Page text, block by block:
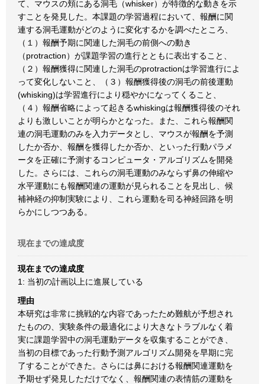
て、マウスの頬にある洞毛（whisker）が特徴的な動きを示
すことを発見した。本課題の学習過程において、報酬に関
連する洞毛運動がどのように変化するかを調べたところ、
（１）報酬予期に関連した洞毛の前側への動き
（protraction）が課題学習の進行とともに表出すること、
（２）報酬獲得に関連した洞毛のprotractionは学習進行によ
って変化しないこと、（３）報酬獲得後の洞毛の前後運動
(whisking)は学習進行により穏やかになってくること、
（４）報酬省略によって起きるwhiskingは報酬獲得後のそれ
よりも激しいことが明らかとなった。また、これら報酬関
連の洞毛運動のみを入力データとし、マウスが報酬を予測
したか否か、報酬を獲得したか否か、といった行動パラメ
ータを正確に予測するコンピュータ・アルゴリズムを開発
した。さらには、これらの洞毛運動のみならず鼻の伸縮や
水平運動にも報酬関連の運動が見られることを見出し、候
補神経の抑制実験により、これら運動を司る神経回路を明
らかにしつつある。
現在までの達成度
現在までの達成度
1: 当初の計画以上に進展している
理由
本研究は非常に挑戦的な内容であったため難航が予想され
たものの、実験条件の最適化により大きなトラブルなく着
実に課題学習中の洞毛運動データを収集することができ、
当初の目標であった行動予測アルゴリズム開発を早期に完
了することができた。さらには鼻における報酬関連運動を
予期せず発見しただけでなく、報酬関連の表情筋の運動を